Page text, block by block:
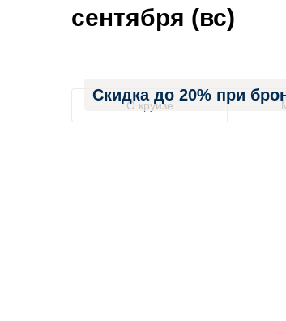
сентября (вс)
Скидка до 20% при
О круизе